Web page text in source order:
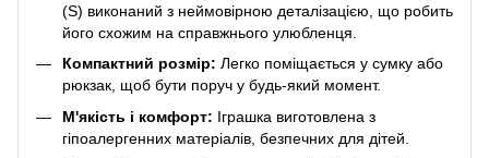
(S) виконаний з неймовірною деталізацією, що робить
його схожим на справжнього улюбленця.
Компактний розмір: Легко поміщається у сумку або
рюкзак, щоб бути поруч у будь-який момент.
М'якість і комфорт: Іграшка виготовлена з
гіпоалергенних матеріалів, безпечних для дітей.